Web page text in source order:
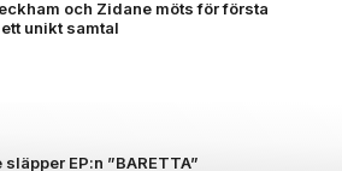
och Zidane möts för första
unikt samtal
släpper EP:n ”BARETTA”